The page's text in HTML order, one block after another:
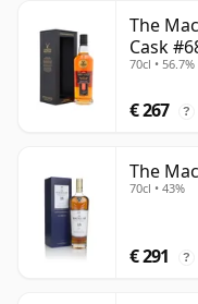
The
Cask
70cl • 56.7%
€ 267 ?
The
70cl • 43%
€ 291 ?